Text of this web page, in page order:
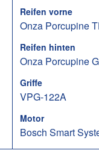
Reifen vorne
Onza Porcupine
Reifen hinten
Onza Porcupine
Griffe
VPG-122A
Motor
Bosch Smart